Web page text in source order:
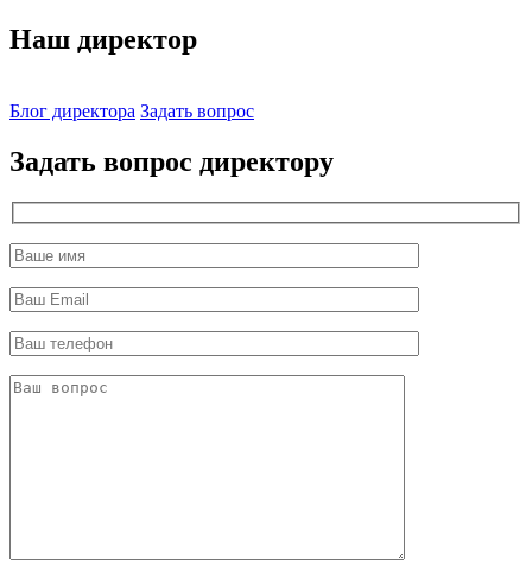
Наш директор
Блог директора Задать вопрос
Задать вопрос директору